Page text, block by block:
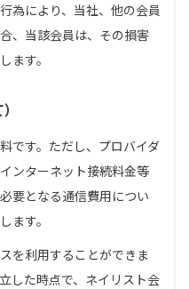
為により、当社、他の会員
、当該会員は、その損害
ます。
です。ただし、プロバイダ
ンターネット接続料金等
要となる通信費用につい
ます。
を利用することができま
した時点で、ネイリスト会